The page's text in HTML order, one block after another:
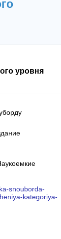
уровня
snouborda-
kategoriya-